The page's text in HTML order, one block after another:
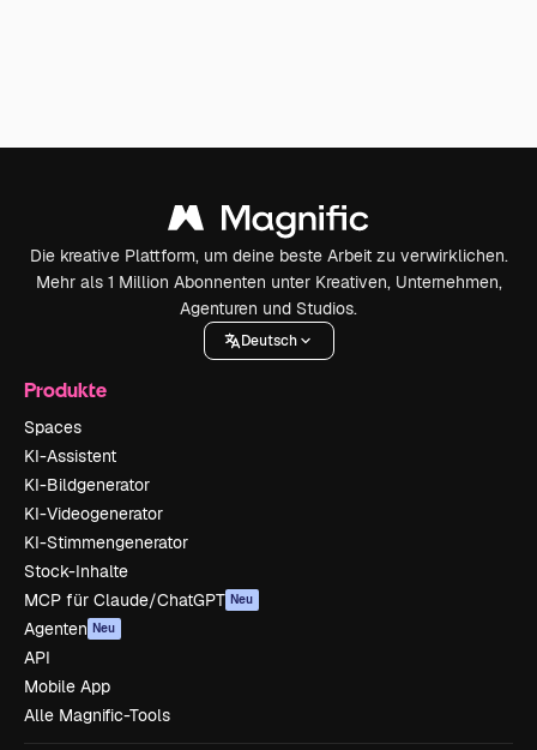
Die kreative Plattform, um deine beste Arbeit zu verwirklichen.
Mehr als 1 Million Abonnenten unter Kreativen, Unternehmen,
Agenturen und Studios.
Deutsch
Produkte
Spaces
KI-Assistent
KI-Bildgenerator
KI-Videogenerator
KI-Stimmengenerator
Stock-Inhalte
MCP für Claude/ChatGPT Neu
Agenten Neu
API
Mobile App
Alle Magnific-Tools